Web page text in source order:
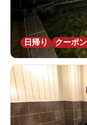
★ ★★★ ★ 4.8
長野県 / 長野周辺
日帰り
クーポ